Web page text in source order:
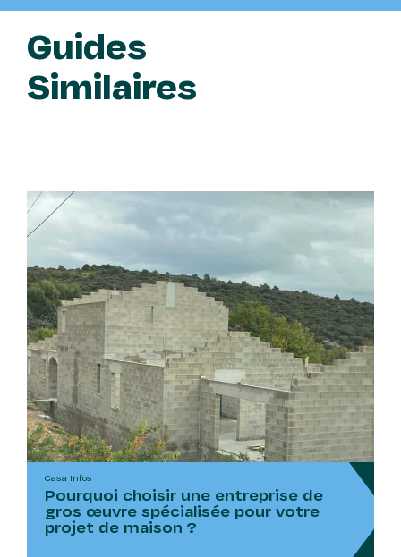
Guides
Similaires
Casa Infos
Pourquoi choisir une entreprise de
gros œuvre spécialisée pour votre
projet de maison ?